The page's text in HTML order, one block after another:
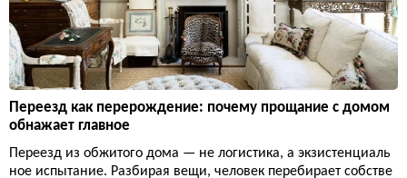
Переезд как перерождение: почему прощание с домом
обнажает главное
Переезд из обжитого дома — не логистика, а экзистенциаль
ное испытание. Разбирая вещи, человек перебирает собстве